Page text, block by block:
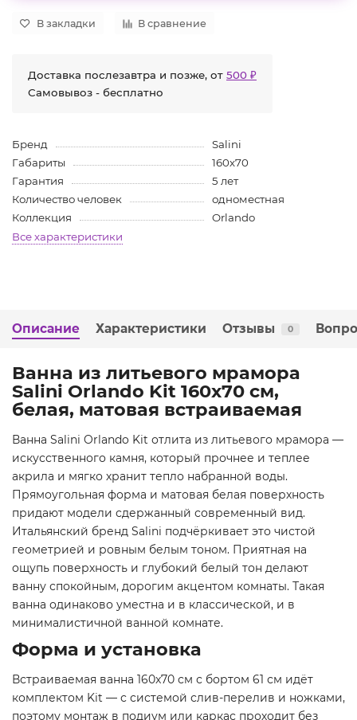
В закладки В сравнение
Доставка послезавтра и позже, от 500 ₽
Самовывоз - бесплатно
Бренд
Salini
Габариты
160х70
Гарантия
5 лет
Количество человек
одноместная
Коллекция
Orlando
Все характеристики
Описание Характеристики Отзывы 0
Ванна из литьевого мрамора
Salini Orlando Kit 160x70 см,
белая, матовая встраиваемая
Ванна Salini Orlando Kit отлита из литьевого мрамора —
искусственного камня, который прочнее и теплее
акрила и мягко хранит тепло набранной воды.
Прямоугольная форма и матовая белая поверхность
придают модели сдержанный современный вид.
Итальянский бренд Salini подчёркивает это чистой
геометрией и ровным белым тоном. Приятная на
ощупь поверхность и глубокий белый тон делают
ванну спокойным, дорогим акцентом комнаты. Такая
ванна одинаково уместна и в классической, и в
минималистичной ванной комнате.
Форма и установка
Встраиваемая ванна 160x70 см с бортом 61 см идёт
комплектом Kit — с системой слив-перелив и ножками,
поэтому монтаж в подиум или каркас проходит без